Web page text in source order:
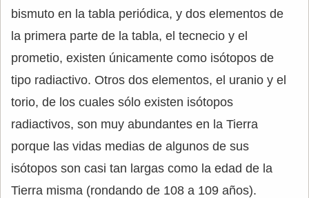
bismuto en la tabla periódica, y dos elementos de
la primera parte de la tabla, el tecnecio y el
prometio, existen únicamente como isótopos de
tipo radiactivo. Otros dos elementos, el uranio y el
torio, de los cuales sólo existen isótopos
radiactivos, son muy abundantes en la Tierra
porque las vidas medias de algunos de sus
isótopos son casi tan largas como la edad de la
Tierra misma (rondando de 108 a 109 años).